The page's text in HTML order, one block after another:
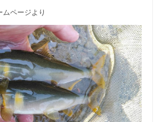
ムページより